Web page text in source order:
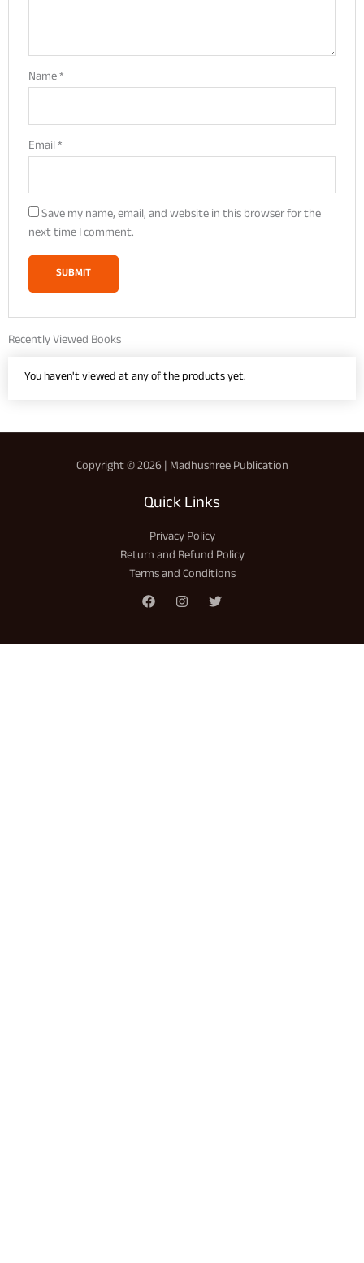
Name*
Email*
Save my name, email, and website in this browser for the
next time I comment.
Recently Viewed Books
You haven't viewed at any of the products yet.
Copyright © 2026 | Madhushree Publication
Quick Links
Privacy Policy
Return and Refund Policy
Terms and Conditions